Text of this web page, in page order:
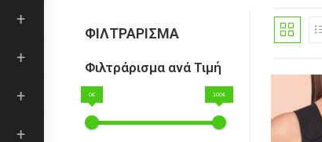
ΦΙΛΤΡΑΡΙΣΜΑ
Φιλτράρισμα ανά Τιμή
0€ 100€